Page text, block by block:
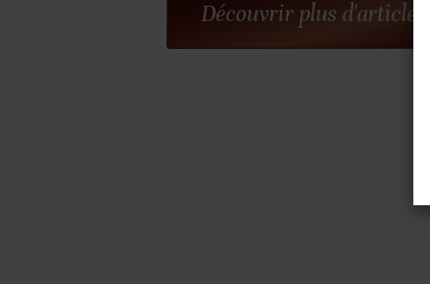
Découvrir plus d'articles